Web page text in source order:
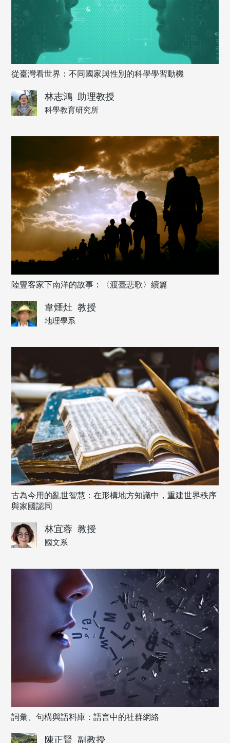
從臺灣看世界：不同國家與性別的科學學習動機
林志鴻 助理教授
科學教育研究所
陸豐客家下南洋的故事：〈渡臺悲歌〉續篇
韋煙灶 教授
地理學系
古為今用的亂世智慧：在形構地方知識中，重建世界秩序
與家國認同
林宜蓉 教授
國文系
詞彙、句構與語料庫：語言中的社群網絡
陳正賢 副教授